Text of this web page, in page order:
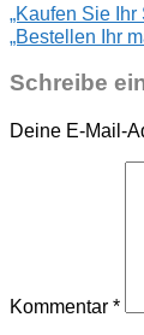
„Kaufen Sie
„Bestellen Ihr
Schreibe
Deine E-Mail-
Kommentar *